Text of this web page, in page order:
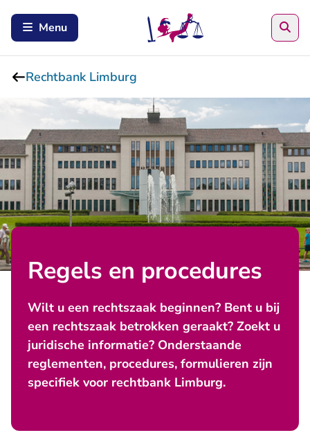
Menu
Rechtbank Limburg
Regels en procedures
Wilt u een rechtszaak beginnen? Bent u bij
een rechtszaak betrokken geraakt? Zoekt u
juridische informatie? Onderstaande
reglementen, procedures, formulieren zijn
specifiek voor rechtbank Limburg.